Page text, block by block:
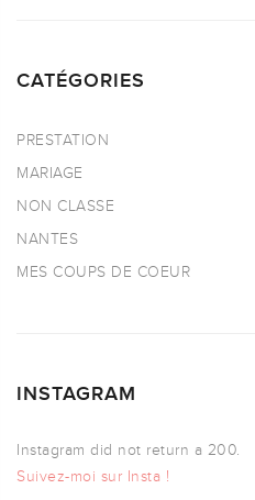
CATÉGORIES
PRESTATION
MARIAGE
NON CLASSE
NANTES
MES COUPS DE COEUR
INSTAGRAM
Instagram did not return a 200.
Suivez-moi sur Insta !